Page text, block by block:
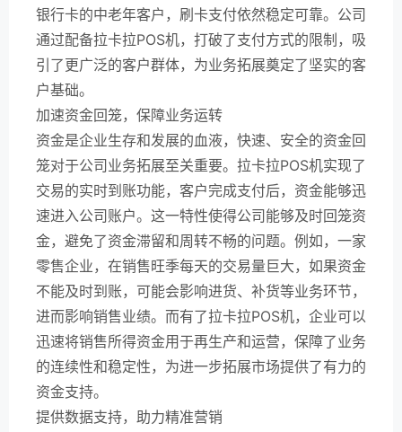
银行卡的中老年客户，刷卡支付依然稳定可靠。公司
通过配备拉卡拉POS机，打破了支付方式的限制，吸
引了更广泛的客户群体，为业务拓展奠定了坚实的客
户基础。
加速资金回笼，保障业务运转
资金是企业生存和发展的血液，快速、安全的资金回
笼对于公司业务拓展至关重要。拉卡拉POS机实现了
交易的实时到账功能，客户完成支付后，资金能够迅
速进入公司账户。这一特性使得公司能够及时回笼资
金，避免了资金滞留和周转不畅的问题。例如，一家
零售企业，在销售旺季每天的交易量巨大，如果资金
不能及时到账，可能会影响进货、补货等业务环节，
进而影响销售业绩。而有了拉卡拉POS机，企业可以
迅速将销售所得资金用于再生产和运营，保障了业务
的连续性和稳定性，为进一步拓展市场提供了有力的
资金支持。
提供数据支持，助力精准营销